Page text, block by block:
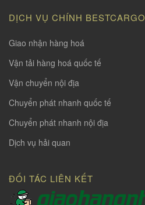
DỊCH VỤ CHÍNH BESTCARGO
Giao nhận hàng hoá
Vận tải hàng hoá quốc tế
Vận chuyển nội địa
Chuyển phát nhanh quốc tế
Chuyển phát nhanh nội địa
Dịch vụ hải quan
ĐỐI TÁC LIÊN KẾT